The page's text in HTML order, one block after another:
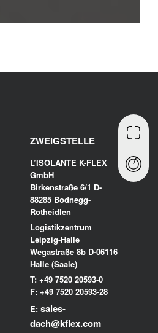
ZWEIGSTELLE
L’ISOLANTE K-FLEX
GmbH
Birkenstraße 6/1 D-
88285 Bodnegg-
Rotheidlen
Logistikzentrum
Leipzig-Halle
Wegastraße 8b D-06116
Halle (Saale)
T: +49 7520 20593-0
F: +49 7520 20593-28
E: sales-
dach@kflex.com